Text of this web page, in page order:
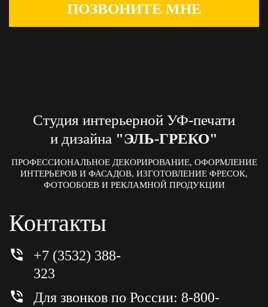
ПОЗВОНИТЕ МНЕ
Студия интерьерной УФ-печати
и дизайна "ЭЛЬ-ГРЕКО"
ПРОФЕССИОНАЛЬНОЕ ДЕКОРИРОВАНИЕ, ОФОРМЛЕНИЕ
ИНТЕРЬЕРОВ И ФАСАДОВ, ИЗГОТОВЛЕНИЕ ФРЕСОК,
ФОТООБОЕВ И РЕКЛАМНОЙ ПРОДУКЦИИ
Контакты
+7 (3532) 388-
323
Для звонков по России: 8-800-